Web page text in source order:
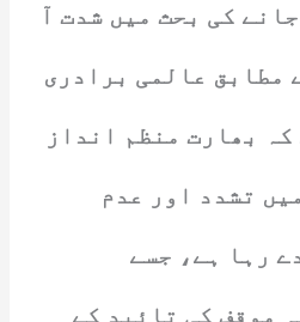
کی بحث میں شدت آ
مطابق عالمی برادری
بھارت منظم انداز
تشدد اور عدم
رہا ہے، جسے
موقف کی تائید کے